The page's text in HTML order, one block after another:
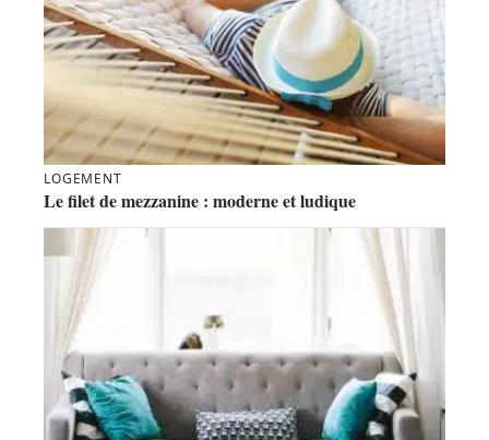
LOGEMENT
Le filet de mezzanine : moderne et ludique